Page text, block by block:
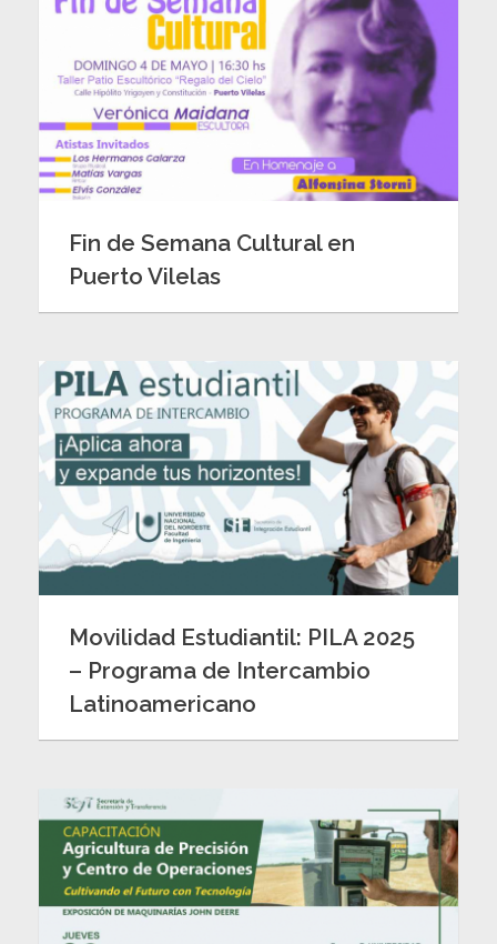
Fin de Semana Cultural en
Puerto Vilelas
Movilidad Estudiantil: PILA 2025
– Programa de Intercambio
Latinoamericano